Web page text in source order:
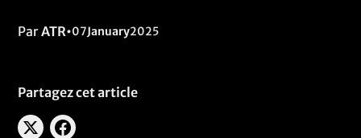
Par ATR•07January2025
Partagez cet article